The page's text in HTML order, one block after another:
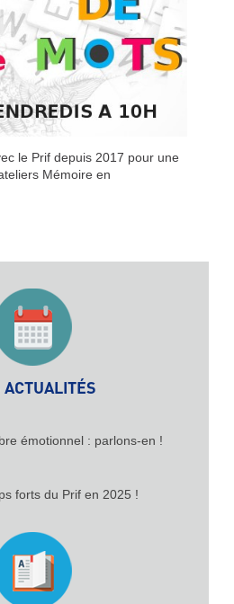
le Prif depuis 2017 pour une
Mémoire en
ACTUALITÉS
émotionnel : parlons-en !
forts du Prif en 2025 !